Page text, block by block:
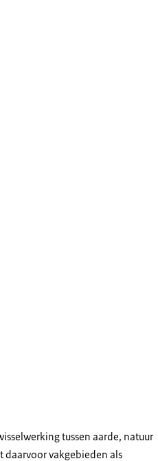
tussen aarde, natuur
daarvoor vakgebieden als